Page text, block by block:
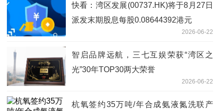
快看：湾区发展(00737.HK)将于8月27日
派发末期股息每股0.08644392港元
2026-06-22
智启品牌远航，三七互娱荣获“湾区之
光”30年TOP30两大荣誉
2026-06-22
杭氧签约35万吨/年合成氨液氮洗联产